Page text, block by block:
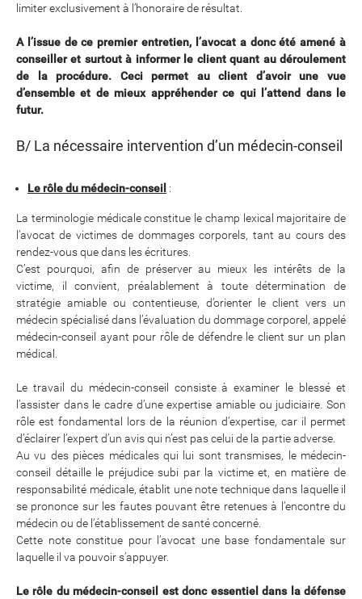
limiter exclusivement à l’honoraire de résultat.
A l’issue de ce premier entretien, l’avocat a donc été amené à
conseiller et surtout à informer le client quant au déroulement
de la procédure. Ceci permet au client d’avoir une vue
d’ensemble et de mieux appréhender ce qui l’attend dans le
futur.
B/ La nécessaire intervention d’un médecin-conseil
Le rôle du médecin-conseil :
La terminologie médicale constitue le champ lexical majoritaire de
l’avocat de victimes de dommages corporels, tant au cours des
rendez-vous que dans les écritures.
C’est pourquoi, afin de préserver au mieux les intérêts de la
victime, il convient, préalablement à toute détermination de
stratégie amiable ou contentieuse, d’orienter le client vers un
médecin spécialisé dans l’évaluation du dommage corporel, appelé
médecin-conseil ayant pour rôle de défendre le client sur un plan
médical.
Le travail du médecin-conseil consiste à examiner le blessé et
l’assister dans le cadre d’une expertise amiable ou judiciaire. Son
rôle est fondamental lors de la réunion d’expertise, car il permet
d’éclairer l’expert d’un avis qui n’est pas celui de la partie adverse.
Au vu des pièces médicales qui lui sont transmises, le médecin-
conseil détaille le préjudice subi par la victime et, en matière de
responsabilité médicale, établit une note technique dans laquelle il
se prononce sur les fautes pouvant être retenues à l’encontre du
médecin ou de l’établissement de santé concerné.
Cette note constitue pour l’avocat une base fondamentale sur
laquelle il va pouvoir s’appuyer.
Le rôle du médecin-conseil est donc essentiel dans la défense